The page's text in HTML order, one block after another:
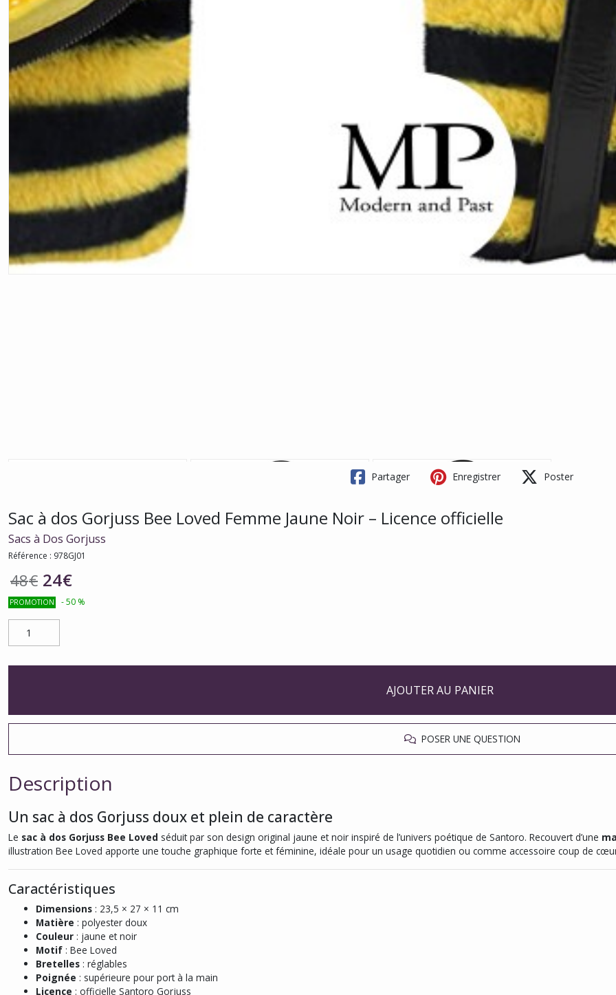
Partager Enregistrer Poster
Sac à dos Gorjuss Bee Loved Femme Jaune Noir – Licence officielle
Sacs à Dos Gorjuss
Référence : 978GJ01
48€ 24€
PROMOTION -50 %
AJOUTER AU PANIER
POSER UNE QUESTION
Description
Un sac à dos Gorjuss doux et plein de caractère
Le sac à dos Gorjuss Bee Loved séduit par son design original jaune et noir inspiré de l’univers poétique de Santoro. Recouvert d’une
illustration Bee Loved apporte une touche graphique forte et féminine, idéale pour un usage quotidien ou comme accessoire coup de
Caractéristiques
Dimensions : 23,5 × 27 × 11 cm
Matière : polyester doux
Couleur : jaune et noir
Motif : Bee Loved
Bretelles : réglables
Poignée : supérieure pour port à la main
Licence : officielle Santoro Gorjuss